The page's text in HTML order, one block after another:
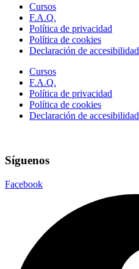
Cursos
F.A.Q.
Política de privacidad
Política de cookies
Declaración de accesibilidad
Cursos
F.A.Q.
Política de privacidad
Política de cookies
Declaración de accesibilidad
Síguenos
Facebook